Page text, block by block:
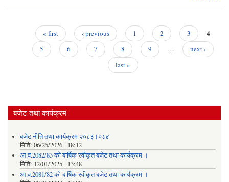
« first ‹ previous 1 2 3 4
5 6 7 8 9 …
next ›
last »
बजेट तथा कार्यक्रम
बजेट नीति तथा कार्यक्रम २०८३।०८४
मिति: 06/25/2026 - 18:12
आ.व.2082/83 को बार्षिक स्वीकृत बजेट तथा कार्यक्रम ।
मिति: 12/01/2025 - 13:48
आ.व.2081/82 को बार्षिक स्वीकृत बजेट तथा कार्यक्रम ।